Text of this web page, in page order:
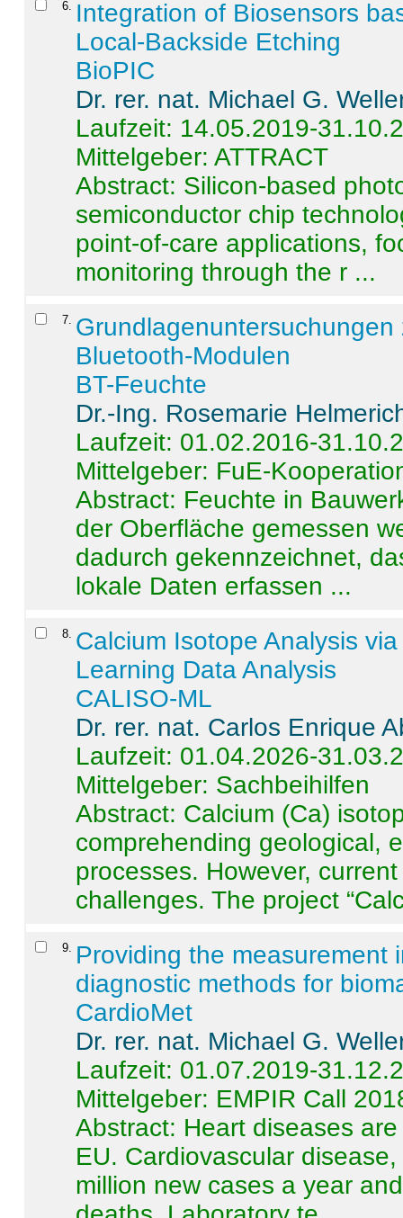
6
Integration of Biosensors
Local-Backside Etching
BioPIC
Dr. rer. nat. Michael G.
Laufzeit: 14.05.2019-
Mittelgeber: ATTRACT
Abstract: Silicon-based
semiconductor chip
point-of-care applications,
monitoring through the r ...
7
Bluetooth-Modulen
BT-Feuchte
Dr.-Ing. Rosemarie
Laufzeit: 01.02.2016-
Mittelgeber: FuE-
Abstract: Feuchte in
der Oberfläche gemessen
dadurch gekennzeichnet,
lokale Daten erfassen ...
8 Calcium Isotope Analysis
Learning Data Analysis
CALISO-ML
Dr. rer. nat. Carlos Enrique
Laufzeit: 01.04.2026-
Mittelgeber: Sachbeihilfen
Abstract: Calcium (Ca)
comprehending geological,
processes. However,
challenges. The project
9
Providing the measurement
diagnostic methods for
CardioMet
Dr. rer. nat. Michael G.
Laufzeit: 01.07.2019-
Mittelgeber: EMPIR Call
Abstract: Heart diseases
EU. Cardiovascular
million new cases a year